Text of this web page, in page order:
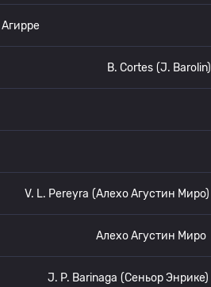
(J. Barolin)
B. Cortes
(Алехо Агустин Миро)
V. L. Pereyra
Алехо Агустин Миро
(Сеньор Энрике)
J. P. Barinaga